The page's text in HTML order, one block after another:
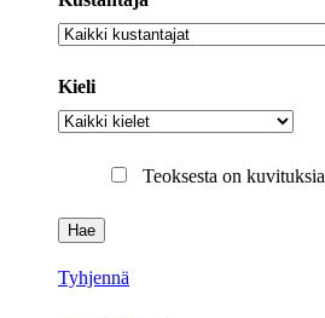
Kustantaja
Kieli
Kieli
Teoksesta on kuvituksia
Tyhjennä